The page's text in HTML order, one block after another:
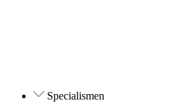
Specialismen